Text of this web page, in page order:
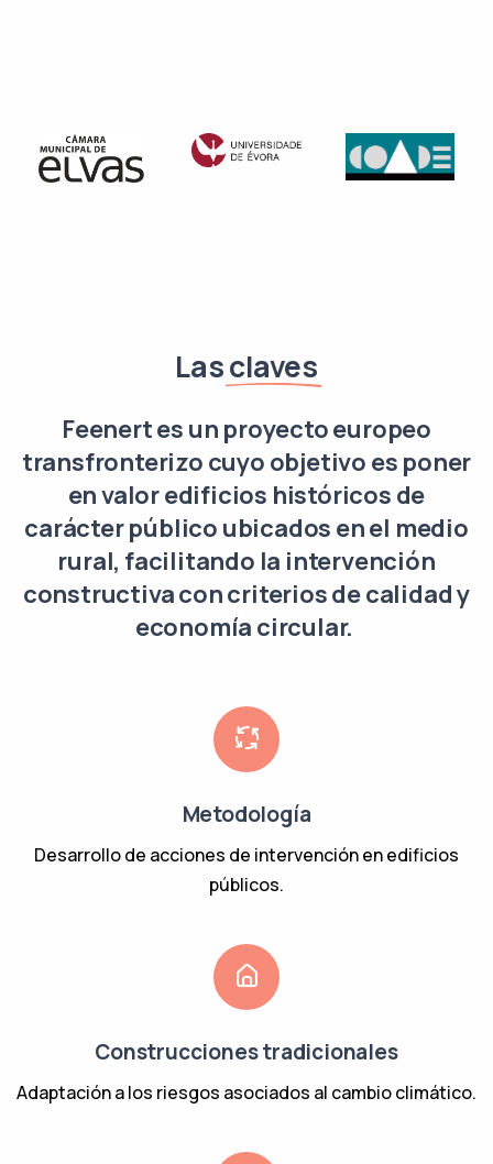
Lasclaves
Feenert es un proyecto europeo
transfronterizo cuyo objetivo es poner
en valor edificios históricos de
carácter público ubicados en el medio
rural, facilitando la intervención
constructiva con criterios de calidad y
economía circular.
Metodología
Desarrollo de acciones de intervención en edificios
públicos.
Construcciones tradicionales
Adaptación a los riesgos asociados al cambio climático.